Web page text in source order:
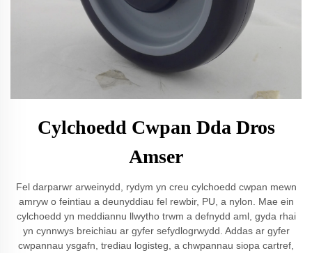
Cylchoedd Cwpan Dda Dros
Amser
Fel darparwr arweinydd, rydym yn creu cylchoedd cwpan mewn
amryw o feintiau a deunyddiau fel rewbir, PU, a nylon. Mae ein
cylchoedd yn meddiannu llwytho trwm a defnydd aml, gyda rhai
yn cynnwys breichiau ar gyfer sefydlogrwydd. Addas ar gyfer
cwpannau ysgafn, trediau logisteg, a chwpannau siopa cartref,